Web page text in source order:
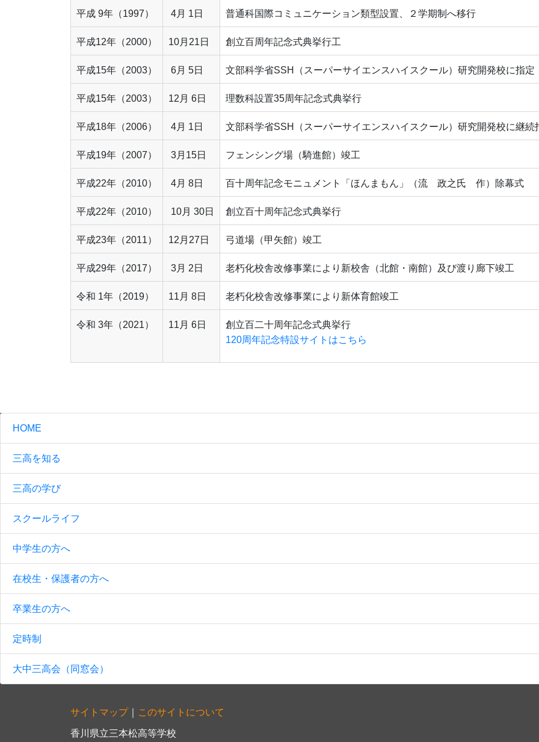
平成 9年（1997） 4月 1日 普通科国際コミュニケーション類型設置、２学期制へ移行
平成12年（2000） 10月21日 創立百周年記念式典挙行工
平成15年（2003） 6月 5日 文部科学省SSH（スーパーサイエンスハイスクール）研究開発校に指定
平成15年（2003） 12月 6日 理数科設置35周年記念式典挙行
平成18年（2006） 4月 1日 文部科学省SSH（スーパーサイエンスハイスクール）研究開発校に継続
平成19年（2007） 3月15日 フェンシング場（騎進館）竣工
平成22年（2010） 4月 8日 百十周年記念モニュメント「ほんまもん」（流 政之氏 作）除幕式
平成22年（2010） 10月 30日 創立百十周年記念式典挙行
平成23年（2011） 12月27日 弓道場（甲矢館）竣工
平成29年（2017） 3月 2日 老朽化校舎改修事業により新校舎（北館・南館）及び渡り廊下竣工
令和 1年（2019） 11月 8日 老朽化校舎改修事業により新体育館竣工
令和 3年（2021） 11月 6日
創立百二十周年記念式典挙行
120周年記念特設サイトはこちら
HOME
三高を知る
三高の学び
スクールライフ
中学生の方へ
在校生・保護者の方へ
卒業生の方へ
定時制
大中三高会（同窓会）
サイトマップ｜ このサイトについて
香川県立三本松高等学校